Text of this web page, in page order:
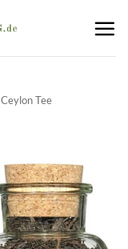
Ceylon Tee